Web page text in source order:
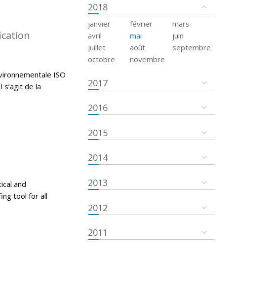
ISO
de la
and
tool for all
2018
janvier février
mars
avril
mai
juin
juillet
août
septembre
octobre
novembre
2017
2016
2015
2014
2013
2012
2011